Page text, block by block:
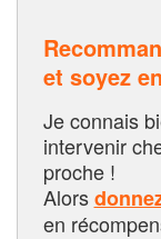
et soyez
Je connais
intervenir
proche !
Alors
en